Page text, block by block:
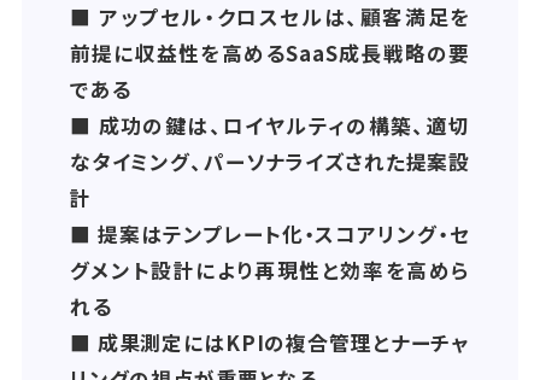
■ アップセル・クロスセルは、顧客満足を
前提に収益性を高めるSaaS成長戦略の要
である
■ 成功の鍵は、ロイヤルティの構築、適切
なタイミング、パーソナライズされた提案設
計
■ 提案はテンプレート化・スコアリング・セ
グメント設計により再現性と効率を高めら
れる
■ 成果測定にはKPIの複合管理とナーチャ